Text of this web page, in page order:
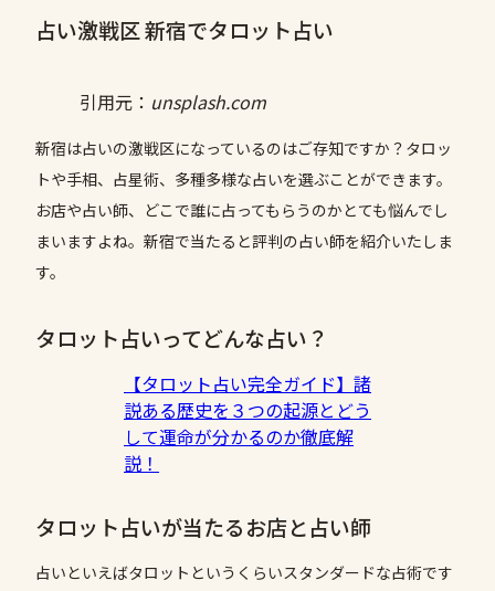
占い激戦区 新宿でタロット占い
引用元： unsplash.com
新宿は占いの激戦区になっているのはご存知ですか？タロッ
トや手相、占星術、多種多様な占いを選ぶことができます。
お店や占い師、どこで誰に占ってもらうのかとても悩んでし
まいますよね。新宿で当たると評判の占い師を紹介いたしま
す。
タロット占いってどんな占い？
【タロット占い完全ガイド】諸
説ある歴史を３つの起源とどう
して運命が分かるのか徹底解
説！
タロット占いが当たるお店と占い師
占いといえばタロットというくらいスタンダードな占術です